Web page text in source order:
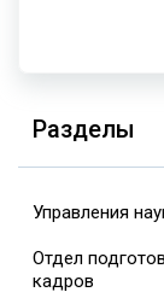
Разделы
Управления
Отдел
кадров